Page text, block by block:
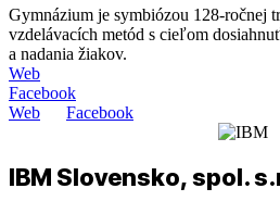
Gymnázium je symbiózou 128-ročnej
vzdelávacích metód s cieľom
a nadania žiakov.
Web
Facebook
Web
Facebook
IBM Slovensko, spol.